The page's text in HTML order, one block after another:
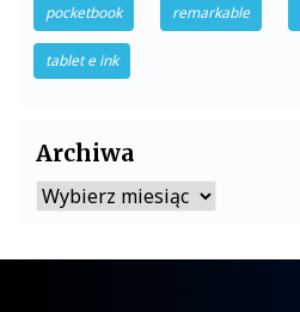
pocketbook remarkable
tablet e ink
Archiwa
Archiwa